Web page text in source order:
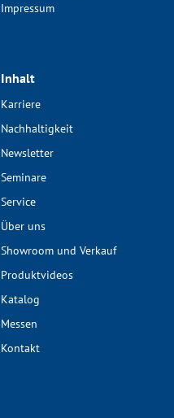
Impressum
Inhalt
Karriere
Nachhaltigkeit
Newsletter
Seminare
Service
Über uns
Showroom und Verkauf
Produktvideos
Katalog
Messen
Kontakt